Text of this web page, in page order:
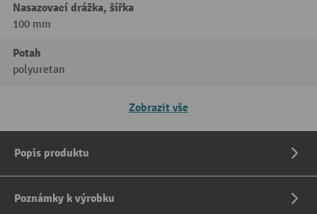
Nasazovací drážka, šířka
100 mm
Potah
polyuretan
Zobrazit vše
Popis produktu
Poznámky k výrobku